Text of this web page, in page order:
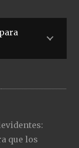
que los